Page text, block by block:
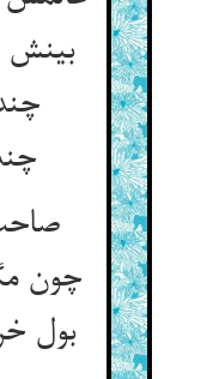
چندینش است‌‌
چون
بول خر و تصویر خس‌‌